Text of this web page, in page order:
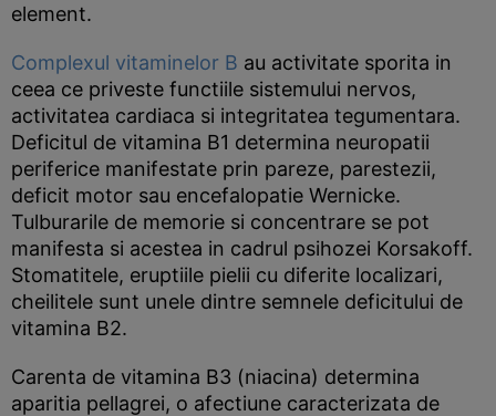
element.
Complexul vitaminelor B au activitate sporita in
ceea ce priveste functiile sistemului nervos,
activitatea cardiaca si integritatea tegumentara.
Deficitul de vitamina B1 determina neuropatii
periferice manifestate prin pareze, parestezii,
deficit motor sau encefalopatie Wernicke.
Tulburarile de memorie si concentrare se pot
manifesta si acestea in cadrul psihozei Korsakoff.
Stomatitele, eruptiile pielii cu diferite localizari,
cheilitele sunt unele dintre semnele deficitului de
vitamina B2.
Carenta de vitamina B3 (niacina) determina
aparitia pellagrei, o afectiune caracterizata de